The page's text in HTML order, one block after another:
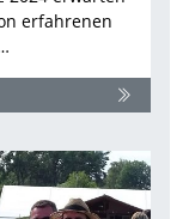
erfahrenen